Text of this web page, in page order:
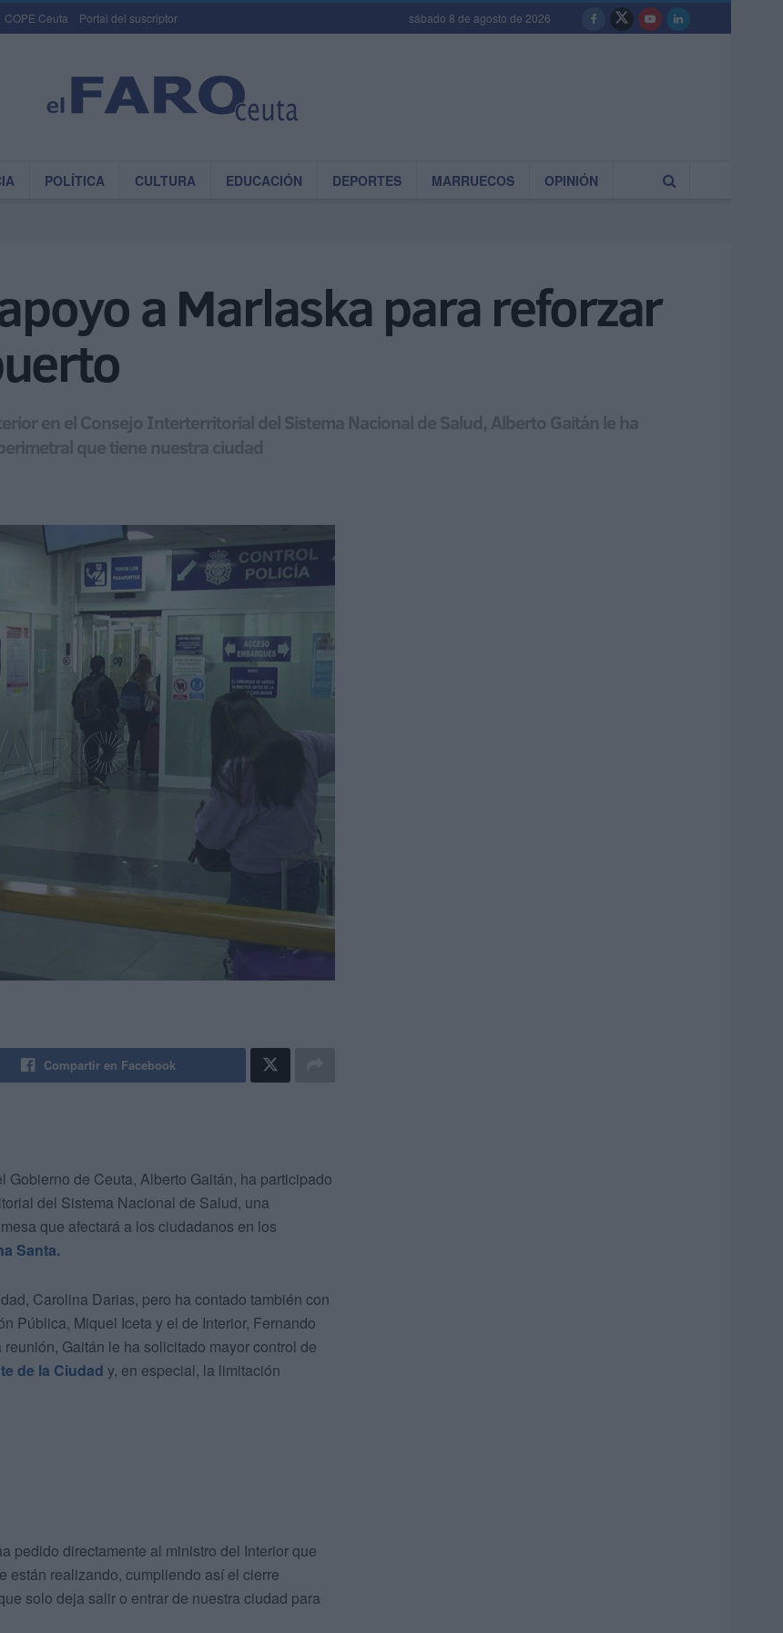
COPE Ceuta Portal del suscriptor sábado 8 de agosto de 2026
POLÍTICA CULTURA EDUCACIÓN DEPORTES MARRUECOS OPINIÓN
a Marlaska para reforzar
en el Consejo Interterritorial del Sistema Nacional de Salud, Alberto Gaitán le ha
que tiene nuestra ciudad
Compartir en Facebook
Gobierno de Ceuta, Alberto Gaitán, ha participado
del Sistema Nacional de Salud, una
que afectará a los ciudadanos en los
Santa.
Carolina Darias, pero ha contado también con
Pública, Miquel Iceta y el de Interior, Fernando
Gaitán le ha solicitado mayor control de
de la Ciudad y, en especial, la limitación
pedido directamente al ministro del Interior que
están realizando, cumpliendo así el cierre
solo deja salir o entrar de nuestra ciudad para